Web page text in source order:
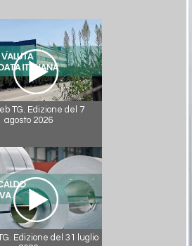
TG. Edizione del 7
agosto 2026
Edizione del 31 luglio